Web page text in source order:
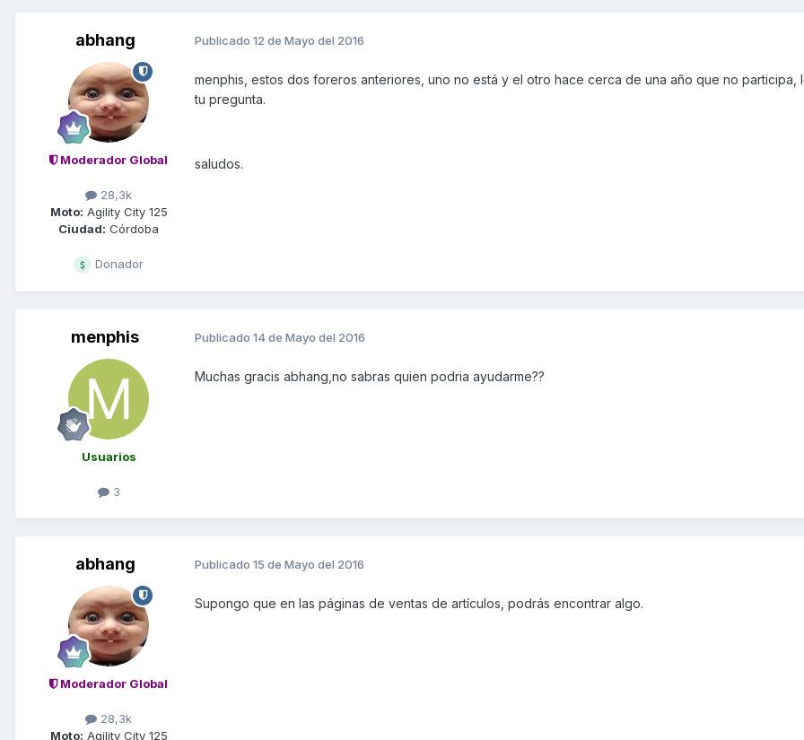
abhang
Moderador Global
28,3k
Moto: Agility City 125
Ciudad: Córdoba
Donador
Publicado 12 de Mayo del 2016
menphis, estos dos foreros anteriores, uno no está y el otro hace cerca de una año que no participa,
tu pregunta.
saludos.
menphis
Usuarios
3
Publicado 14 de Mayo del 2016
Muchas gracis abhang,no sabras quien podria ayudarme??
abhang
Moderador Global
28,3k
Moto: Agility City 125
Publicado 15 de Mayo del 2016
Supongo que en las páginas de ventas de artículos, podrás encontrar algo.